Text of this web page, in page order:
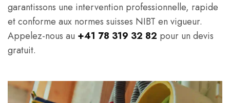
garantissons une intervention professionnelle, rapide
et conforme aux normes suisses NIBT en vigueur.
Appelez-nous au +41 78 319 32 82 pour un devis
gratuit.